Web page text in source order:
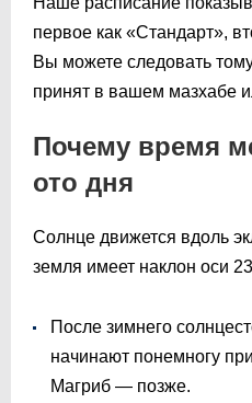
первое как «Стандарт»,
Вы можете следовать
принят в вашем мазхабе
Почему время
ото дня
Солнце движется вдоль
земля имеет наклон оси
После зимнего
начинают понемногу
Магриб — позже.